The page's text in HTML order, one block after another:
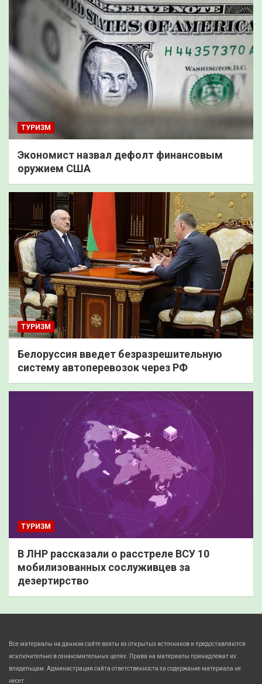
ТУРИЗМ
Экономист назвал дефолт финансовым
оружием США
ТУРИЗМ
Белоруссия введет безразрешительную
систему автоперевозок через РФ
ТУРИЗМ
В ЛНР рассказали о расстреле ВСУ 10
мобилизованных сослуживцев за
дезертирство
Все материалы на данном сайте взяты из открытых источников и предоставляются
исключительно в ознакомительных целях. Права на материалы принадлежат их
владельцам. Администрация сайта ответственности за содержание материала не
несет.